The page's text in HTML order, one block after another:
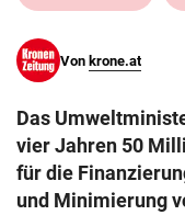
search
eingeben
Von krone.at
Das
vier Jahren 50
für die
und Minimierung